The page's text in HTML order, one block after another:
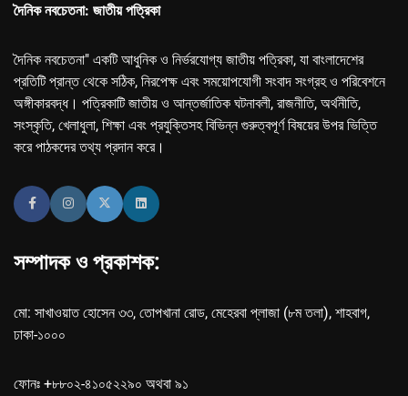
দৈনিক নবচেতনা: জাতীয় পত্রিকা
দৈনিক নবচেতনা" একটি আধুনিক ও নির্ভরযোগ্য জাতীয় পত্রিকা, যা বাংলাদেশের
প্রতিটি প্রান্ত থেকে সঠিক, নিরপেক্ষ এবং সময়োপযোগী সংবাদ সংগ্রহ ও পরিবেশনে
অঙ্গীকারবদ্ধ। পত্রিকাটি জাতীয় ও আন্তর্জাতিক ঘটনাবলী, রাজনীতি, অর্থনীতি,
সংস্কৃতি, খেলাধুলা, শিক্ষা এবং প্রযুক্তিসহ বিভিন্ন গুরুত্বপূর্ণ বিষয়ের উপর ভিত্তি
করে পাঠকদের তথ্য প্রদান করে।
সম্পাদক ও প্রকাশক:
মো: সাখাওয়াত হোসেন ৩৩, তোপখানা রোড, মেহেরবা প্লাজা (৮ম তলা), শাহবাগ,
ঢাকা-১০০০
ফোনঃ +৮৮০২-৪১০৫২২৯০ অথবা ৯১